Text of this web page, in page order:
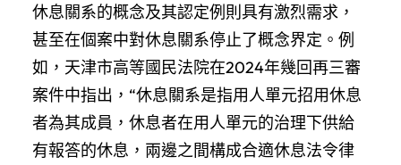
休息關系的概念及其認定例則具有激烈需求，
甚至在個案中對休息關系停止了概念界定。例
如，天津市高等國民法院在2024年幾回再三審
案件中指出，“休息關系是指用人單元招用休息
者為其成員，休息者在用人單元的治理下供給
有報答的休息，兩邊之間構成合適休息法令律